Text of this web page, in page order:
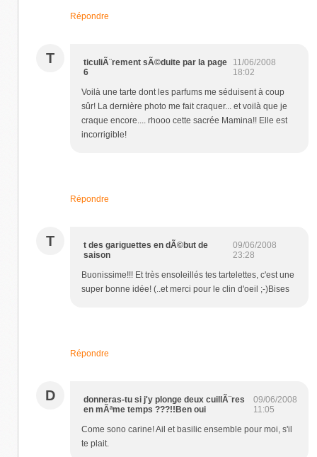
Répondre
T
ticuliÃ¨rement sÃ©duite par la page
6
11/06/2008
18:02
Voilà une tarte dont les parfums me séduisent à coup
sûr! La dernière photo me fait craquer... et voilà que je
craque encore.... rhooo cette sacrée Mamina!! Elle est
incorrigible!
Répondre
T
t des gariguettes en dÃ©but de
saison
09/06/2008
23:28
Buonissime!!! Et très ensoleillés tes tartelettes, c'est une
super bonne idée! (..et merci pour le clin d'oeil ;-)Bises
Répondre
D
donneras-tu si j'y plonge deux cuillÃ¨res
en mÃªme temps ???!!Ben oui
09/06/2008
11:05
Come sono carine! Ail et basilic ensemble pour moi, s'il
te plait.